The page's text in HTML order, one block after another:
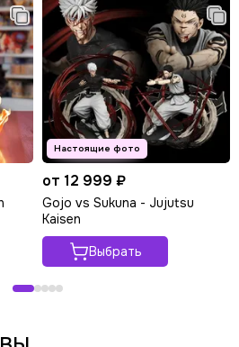
от 12 999 ₽
Gojo vs Sukuna - Jujutsu
Kaisen
Выбрать